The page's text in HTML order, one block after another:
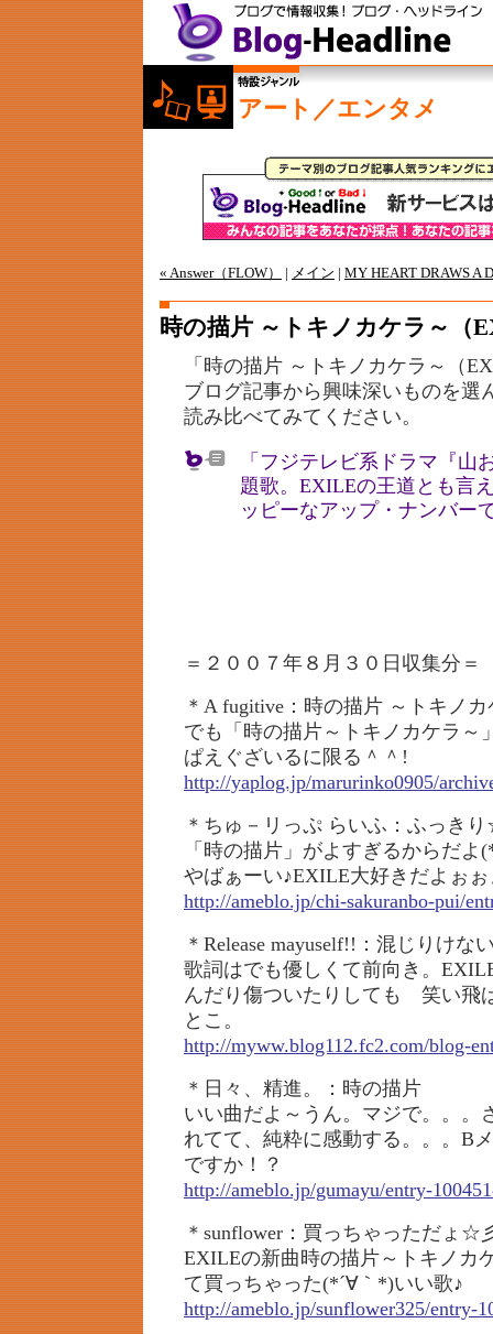
アート／エンタメ
« Answer（FLOW） メイン MY HEART DRAWS A
時の描片 ～トキノカケラ～（
「時の描片 ～トキノカケラ～（
ブログ記事から興味深いものを選
読み比べてみてください。
「フジテレビ系ドラマ『山
題歌。EXILEの王道とも言
ッピーなアップ・ナンバー
＝２００７年８月３０日収集分＝
＊A fugitive：時の描片 ～トキノ
でも「時の描片～トキノカケラ～
ぱえぐざいるに限る＾＾!
http://yaplog.jp/marurinko0905/
＊ちゅ－リっぷ らいふ：ふっき
「時の描片」がよすぎるからだ
やばぁーい♪EXILE大好きだよぉ
http://ameblo.jp/chi-sakuranbo-pui/
＊Release mayuself!!：混じりけな
歌詞はでも優しくて前向き。
んだり傷ついたりしても 笑い飛
とこ。
http://myww.blog112.fc2.com/blog-
＊日々、精進。：時の描片
いい曲だよ～うん。マジで。。。
れてて、純粋に感動する。。。B
ですか！？
http://ameblo.jp/gumayu/entry-
＊sunflower：買っちゃっただょ☆
EXILEの新曲時の描片～トキノカ
て買っちゃった(*´∀｀*)いい歌♪
http://ameblo.jp/sunflower325/entry-